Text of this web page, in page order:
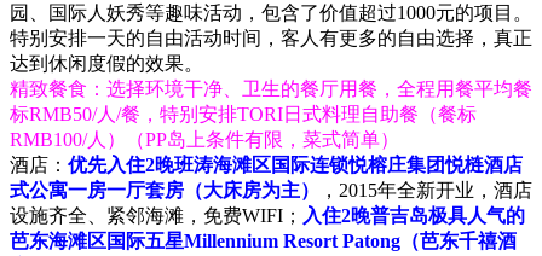
园、国际人妖秀等趣味活动，包含了价值超过1000元的项目。
特别安排一天的自由活动时间，客人有更多的自由选择，真正
达到休闲度假的效果。
精致餐食：选择环境干净、卫生的餐厅用餐，全程用餐平均餐
标RMB50/人/餐，特别安排TORI日式料理自助餐（餐标
RMB100/人）（PP岛上条件有限，菜式简单）
酒店： 优先入住2晚班涛海滩区国际连锁悦榕庄集团悦梿酒店
式公寓一房一厅套房（大床房为主）
，2015年全新开业，酒店
设施齐全、紧邻海滩，免费WIFI； 入住2晚普吉岛极具人气的
芭东海滩区国际五星Millennium Resort Patong（芭东千禧酒